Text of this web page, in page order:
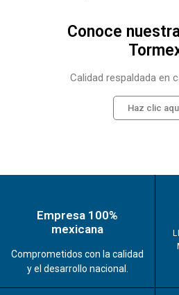
Conoce
Calidad respaldada en
Haz clic
Empresa 100%
mexicana
Comprometidos con la calidad
y el desarrollo nacional.